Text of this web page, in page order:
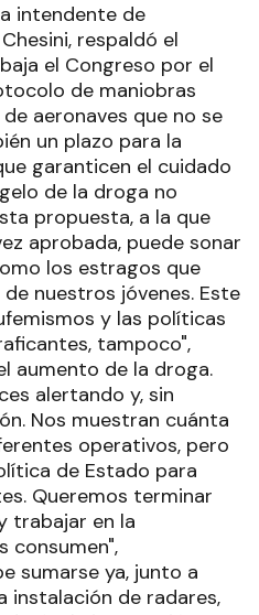
intendente de
respaldó el
el Congreso por el
de maniobras
aeronaves que no se
un plazo para la
garanticen el cuidado
de la droga no
propuesta, a la que
aprobada, puede sonar
los estragos que
nuestros jóvenes. Este
y las políticas
tampoco",
aumento de la droga.
alertando y, sin
Nos muestran cuánta
operativos, pero
de Estado para
Queremos terminar
trabajar en la
consumen",
sumarse ya, junto a
instalación de radares,